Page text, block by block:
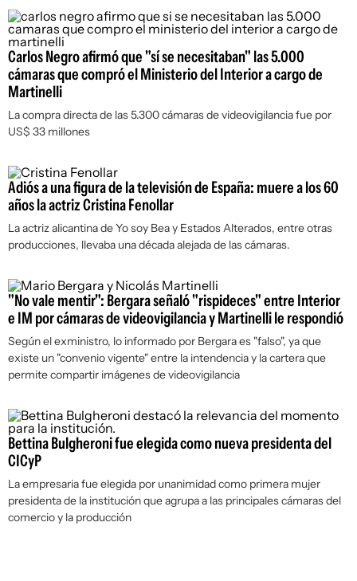
Carlos Negro afirmó que "sí se necesitaban" las 5.000
cámaras que compró el Ministerio del Interior a cargo de
Martinelli
La compra directa de las 5.300 cámaras de videovigilancia fue por
US$ 33 millones
Adiós a una figura de la televisión de España: muere a los 60
años la actriz Cristina Fenollar
La actriz alicantina de Yo soy Bea y Estados Alterados, entre otras
producciones, llevaba una década alejada de las cámaras.
"No vale mentir": Bergara señaló "rispideces" entre Interior
e IM por cámaras de videovigilancia y Martinelli le respondió
Según el exministro, lo informado por Bergara es "falso", ya que
existe un "convenio vigente" entre la intendencia y la cartera que
permite compartir imágenes de videovigilancia
Bettina Bulgheroni fue elegida como nueva presidenta del
CICyP
La empresaria fue elegida por unanimidad como primera mujer
presidenta de la institución que agrupa a las principales cámaras del
comercio y la producción